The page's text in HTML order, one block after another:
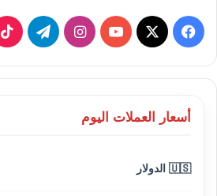
فيسبوك
‫X
‫YouTubeانستقرامتيلقرام
أسعار العملات اليوم
🇺🇸 الدولار